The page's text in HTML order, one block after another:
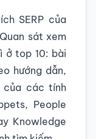
SERP của
sát xem
ở top 10: bài
hướng dẫn,
của các tính
People
Knowledge